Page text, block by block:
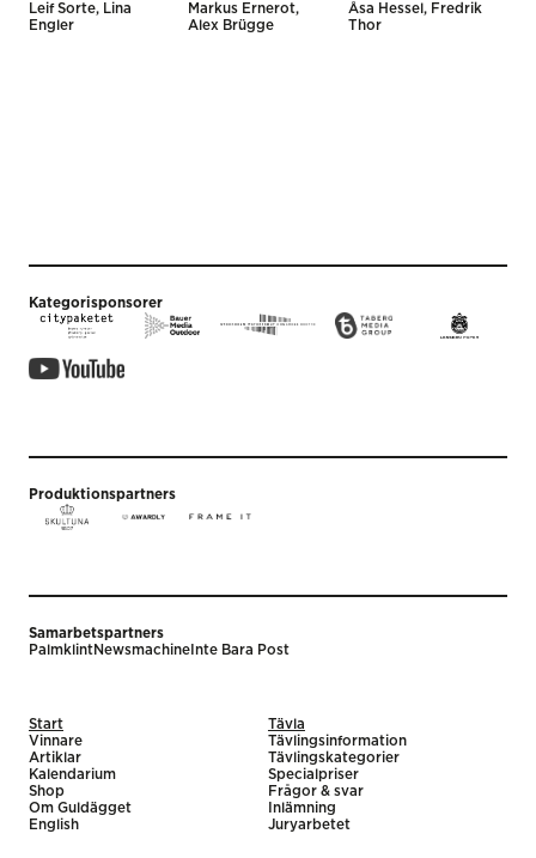
Leif Sorte, Lina
Engler
Markus Ernerot,
Alex Brügge
Åsa Hessel, Fredrik
Thor
Kategorisponsorer
Produktionspartners
Samarbetspartners
PalmklintNewsmachine Inte Bara Post
Start
Vinnare
Artiklar
Kalendarium
Shop
Om Guldägget
English
Tävla
Tävlingsinformation
Tävlingskategorier
Specialpriser
Frågor & svar
Inlämning
Juryarbetet